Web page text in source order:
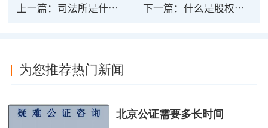
上一篇： 司法所是什么？职责是什么？司法所公证能具法 下一篇： 什么是股权质押 公司股权质押公证法律效力
为您推荐热门新闻
北京公证需要多长时间